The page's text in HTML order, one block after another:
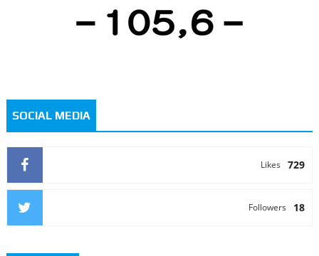
SOCIAL MEDIA
729
Likes
18
Followers